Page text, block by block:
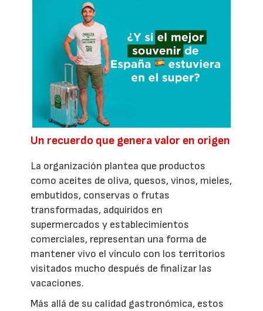
Un recuerdo que genera valor en origen
La organización plantea que productos
como aceites de oliva, quesos, vinos, mieles,
embutidos, conservas o frutas
transformadas, adquiridos en
supermercados y establecimientos
comerciales, representan una forma de
mantener vivo el vínculo con los territorios
visitados mucho después de finalizar las
vacaciones.
Más allá de su calidad gastronómica, estos